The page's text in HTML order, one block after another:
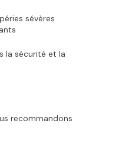
sévères
la sécurité et la
recommandons